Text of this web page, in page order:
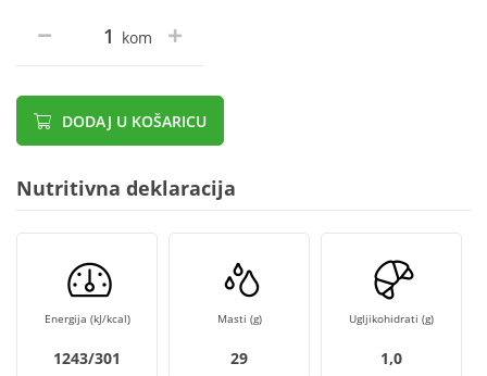
kom
DODAJ U KOŠARICU
Nutritivna deklaracija
Energija (kJ/kcal)
1243/301
Masti (g)
29
Ugljikohidrati (g)
1,0